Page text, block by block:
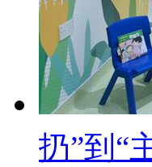
扔”到“